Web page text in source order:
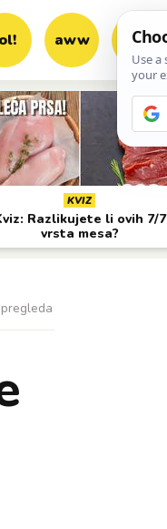
aww vrh!
KVIZ
Razlikujete li ovih 7/7
vrsta mesa?